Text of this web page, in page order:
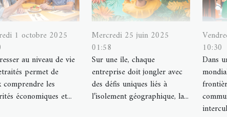
1 octobre 2025
au niveau de vie
permet de
comprendre les
économiques et...
Mercredi 25 juin 2025
01:58
Sur une île, chaque
entreprise doit jongler avec
des défis uniques liés à
l’isolement géographique, la...
10:30
Dans